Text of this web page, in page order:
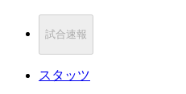
試合速報
スタッツ